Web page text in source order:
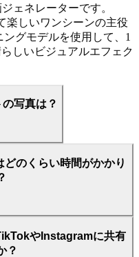
ェネレーターです。
楽しいワンシーンの主役
グモデルを使用して、1
しいビジュアルエフェク
写真は？
のくらい時間がかかり
やInstagramに共有
？